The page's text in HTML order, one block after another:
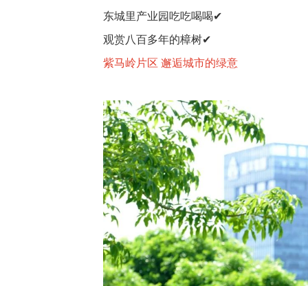
东城里产业园吃吃喝喝✔
观赏八百多年的樟树✔
紫马岭片区 邂逅城市的绿意